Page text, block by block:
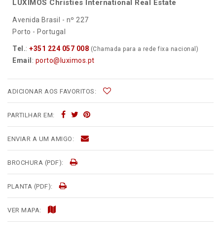
LUXIMOS Christies International Real Estate
Avenida Brasil - nº 227
Porto - Portugal
Tel.: +351 224 057 008 (Chamada para a rede fixa nacional)
Email : porto@luximos.pt
ADICIONAR AOS FAVORITOS:
PARTILHAR EM:
ENVIAR A UM AMIGO:
BROCHURA (PDF):
PLANTA (PDF):
VER MAPA: